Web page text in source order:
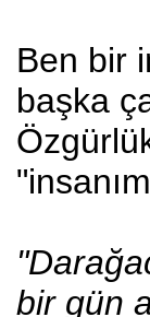
Ben bir
başka
bir gün